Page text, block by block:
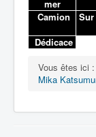
mer
Camion
Dédicace
Vous êtes ici :
Mika